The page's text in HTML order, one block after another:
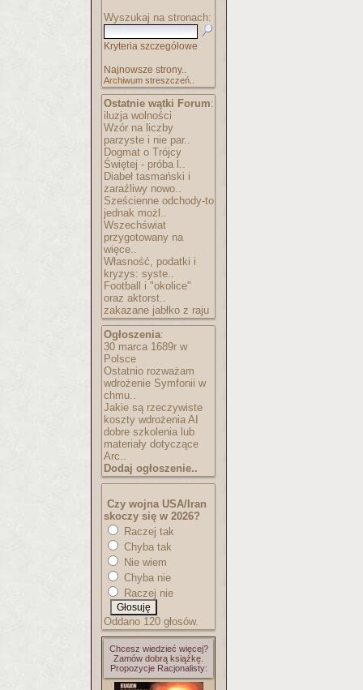
Wyszukaj na stronach:
Kryteria szczegółowe
Najnowsze strony..
Archiwum streszczeń..
Ostatnie wątki Forum:
iluzja wolności
Wzór na liczby
parzyste i nie par..
Dogmat o Trójcy
Świętej - próba l..
Diabeł tasmański i
zaraźliwy nowo..
Sześcienne odchody-to
jednak możl..
Wszechświat
przygotowany na
więce..
Własność, podatki i
kryzys: syste..
Football i "okolice"
oraz aktorst..
zakazane jabłko z raju
Ogłoszenia:
30 marca 1689r w
Polsce
Ostatnio rozważam
wdrożenie Symfonii w
chmu..
Jakie są rzeczywiste
koszty wdrożenia AI
dobre szkolenia lub
materiały dotyczące
Arc..
Dodaj ogłoszenie..
Czy wojna USA/Iran
skoczy się w 2026?
Raczej tak
Chyba tak
Nie wiem
Chyba nie
Raczej nie
Oddano 120 głosów.
Chcesz wiedzieć więcej?
Zamów dobrą książkę.
Propozycje Racjonalisty: